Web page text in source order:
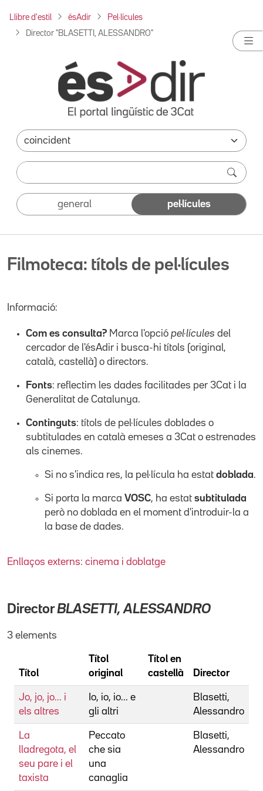
Llibre d'estil ésAdir Pel·lícules
Director "BLASETTI, ALESSANDRO"
general pel·lícules
Filmoteca: títols de pel·lícules
Informació:
Com es consulta? Marca l'opció pel·lícules del
cercador de l'ésAdir i busca-hi títols (original,
català, castellà) o directors.
Fonts: reflectim les dades facilitades per 3Cat i la
Generalitat de Catalunya.
Continguts: títols de pel·lícules doblades o
subtitulades en català emeses a 3Cat o estrenades
als cinemes.
Si no s'indica res, la pel·lícula ha estat doblada.
Si porta la marca VOSC, ha estat subtitulada
però no doblada en el moment d'introduir-la a
la base de dades.
Enllaços externs: cinema i doblatge
DirectorBLASETTI, ALESSANDRO
3 elements
Títol
Títol
original
Títol en
castellà
Director
Jo, jo, jo... i
els altres
Io, io, io... e
gli altri
Blasetti,
Alessandro
La
lladregota, el
seu pare i el
taxista
Peccato
che sia
una
canaglia
Blasetti,
Alessandro